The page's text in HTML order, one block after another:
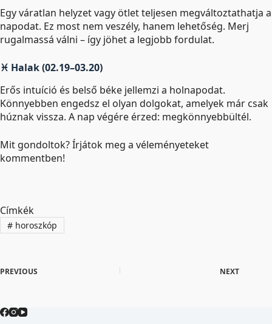
Egy váratlan helyzet vagy ötlet teljesen megváltoztathatja a
napodat. Ez most nem veszély, hanem lehetőség. Merj
rugalmassá válni – így jöhet a legjobb fordulat.
♓ Halak (02.19–03.20)
Erős intuíció és belső béke jellemzi a holnapodat.
Könnyebben engedsz el olyan dolgokat, amelyek már csak
húznak vissza. A nap végére érzed: megkönnyebbültél.
Mit gondoltok? Írjátok meg a véleményeteket
kommentben!
Címkék
#horoszkóp
PREVIOUS NEXT